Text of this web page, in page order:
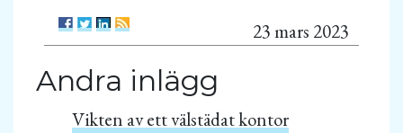
23 mars 2023
Andra inlägg
Vikten av ett välstädat kontor